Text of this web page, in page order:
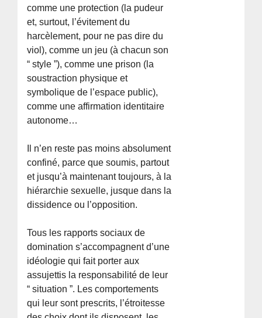
comme une protection (la pudeur
et, surtout, l’évitement du
harcèlement, pour ne pas dire du
viol), comme un jeu (à chacun son
“ style ”), comme une prison (la
soustraction physique et
symbolique de l’espace public),
comme une affirmation identitaire
autonome…
Il n’en reste pas moins absolument
confiné, parce que soumis, partout
et jusqu’à maintenant toujours, à la
hiérarchie sexuelle, jusque dans la
dissidence ou l’opposition.
Tous les rapports sociaux de
domination s’accompagnent d’une
idéologie qui fait porter aux
assujettis la responsabilité de leur
“ situation ”. Les comportements
qui leur sont prescrits, l’étroitesse